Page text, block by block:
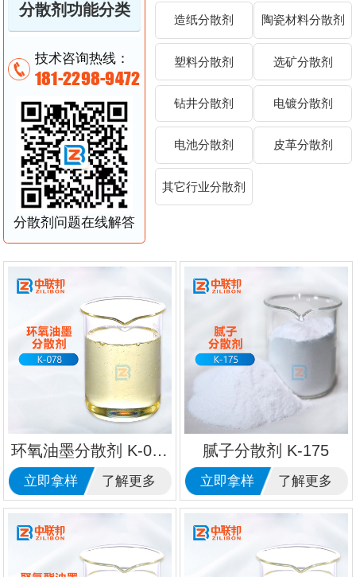
分散剂功能分类
技术咨询热线：
181-2298-9472
分散剂问题在线解答
造纸分散剂 陶瓷材料分散剂
塑料分散剂 选矿分散剂
钻井分散剂 电镀分散剂
电池分散剂 皮革分散剂
其它行业分散剂
环氧油墨分散剂 K-078
立即拿样 了解更多
腻子分散剂 K-175
立即拿样 了解更多